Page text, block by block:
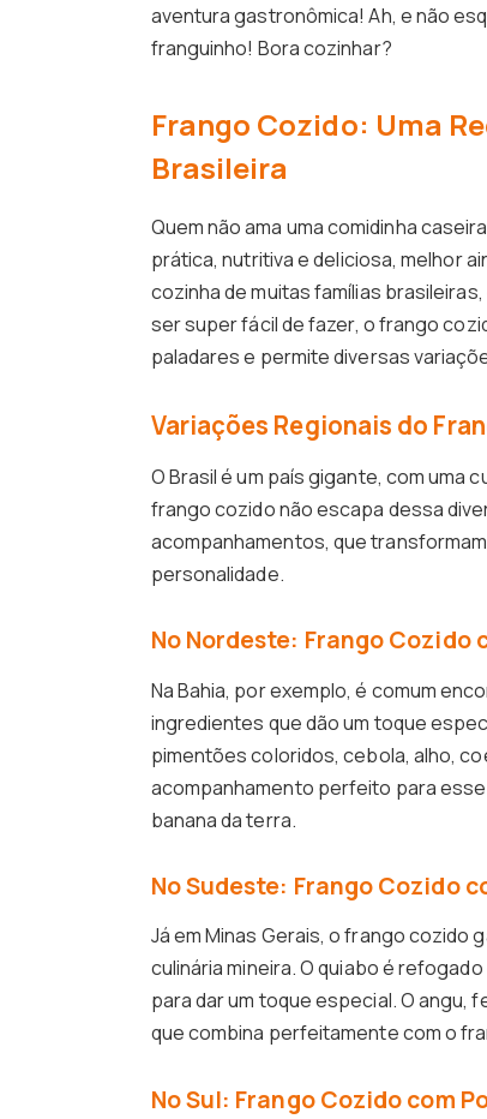
aventura gastronômica! Ah, e não
franguinho! Bora cozinhar?
Frango Cozido: Uma
Brasileira
Quem não ama uma comidinha
prática, nutritiva e deliciosa, melhor
cozinha de muitas famílias
ser super fácil de fazer, o frango
paladares e permite diversas
Variações Regionais do
O Brasil é um país gigante, com uma
frango cozido não escapa dessa
acompanhamentos, que
personalidade.
No Nordeste: Frango Cozido
Na Bahia, por exemplo, é comum
ingredientes que dão um toque
pimentões coloridos, cebola, alho,
acompanhamento perfeito para
banana da terra.
No Sudeste: Frango Cozido
Já em Minas Gerais, o frango cozido
culinária mineira. O quiabo é
para dar um toque especial. O angu,
que combina perfeitamente com o
No Sul: Frango Cozido com